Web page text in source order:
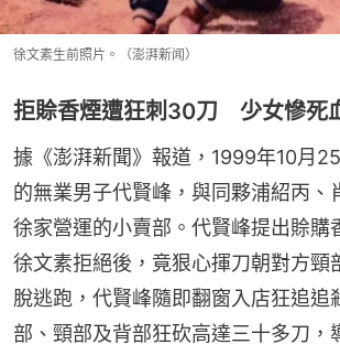
徐文素生前照片。（澎湃新闻）
拒賒香煙遭狂刺30刀 少女慘死
據《澎湃新聞》報道，1999年10月
的無業男子代賢峰，與同夥浦紹丙、
徐家營運的小賣部。代賢峰提出賒購
徐文素拒絕後，竟狠心揮刀朝對方頸
脫逃跑，代賢峰隨即翻窗入店狂追追
部、頸部及背部狂砍高達三十多刀，